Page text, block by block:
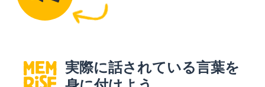
実際に話されている言葉を